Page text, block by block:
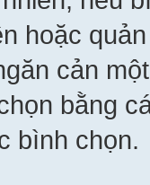
hoặc
cản
bằng
bình chọn.